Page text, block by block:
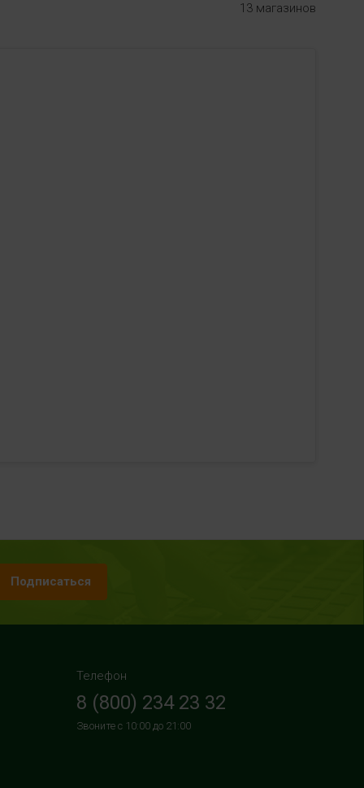
13 магазинов
Подписаться
Телефон
8 (800) 234 23 32
Звоните с 10:00 до 21:00